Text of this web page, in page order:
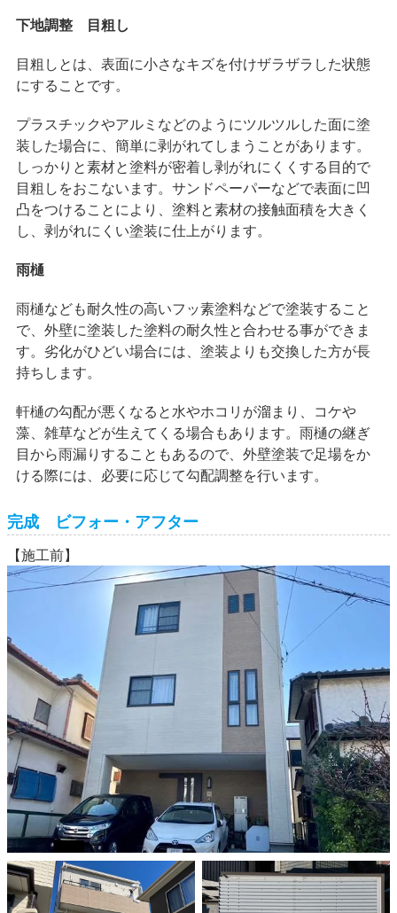
下地調整 目粗し
目粗しとは、表面に小さなキズを付けザラザラした状態
にすることです。
プラスチックやアルミなどのようにツルツルした面に塗
装した場合に、簡単に剥がれてしまうことがあります。
しっかりと素材と塗料が密着し剥がれにくくする目的で
目粗しをおこないます。サンドペーパーなどで表面に凹
凸をつけることにより、塗料と素材の接触面積を大きく
し、剥がれにくい塗装に仕上がります。
雨樋
雨樋なども耐久性の高いフッ素塗料などで塗装すること
で、外壁に塗装した塗料の耐久性と合わせる事ができま
す。劣化がひどい場合には、塗装よりも交換した方が長
持ちします。
軒樋の勾配が悪くなると水やホコリが溜まり、コケや
藻、雑草などが生えてくる場合もあります。雨樋の継ぎ
目から雨漏りすることもあるので、外壁塗装で足場をか
ける際には、必要に応じて勾配調整を行います。
完成 ビフォー・アフター
【施工前】